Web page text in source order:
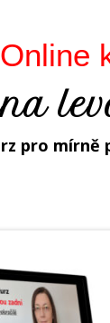
Online
pro mírně